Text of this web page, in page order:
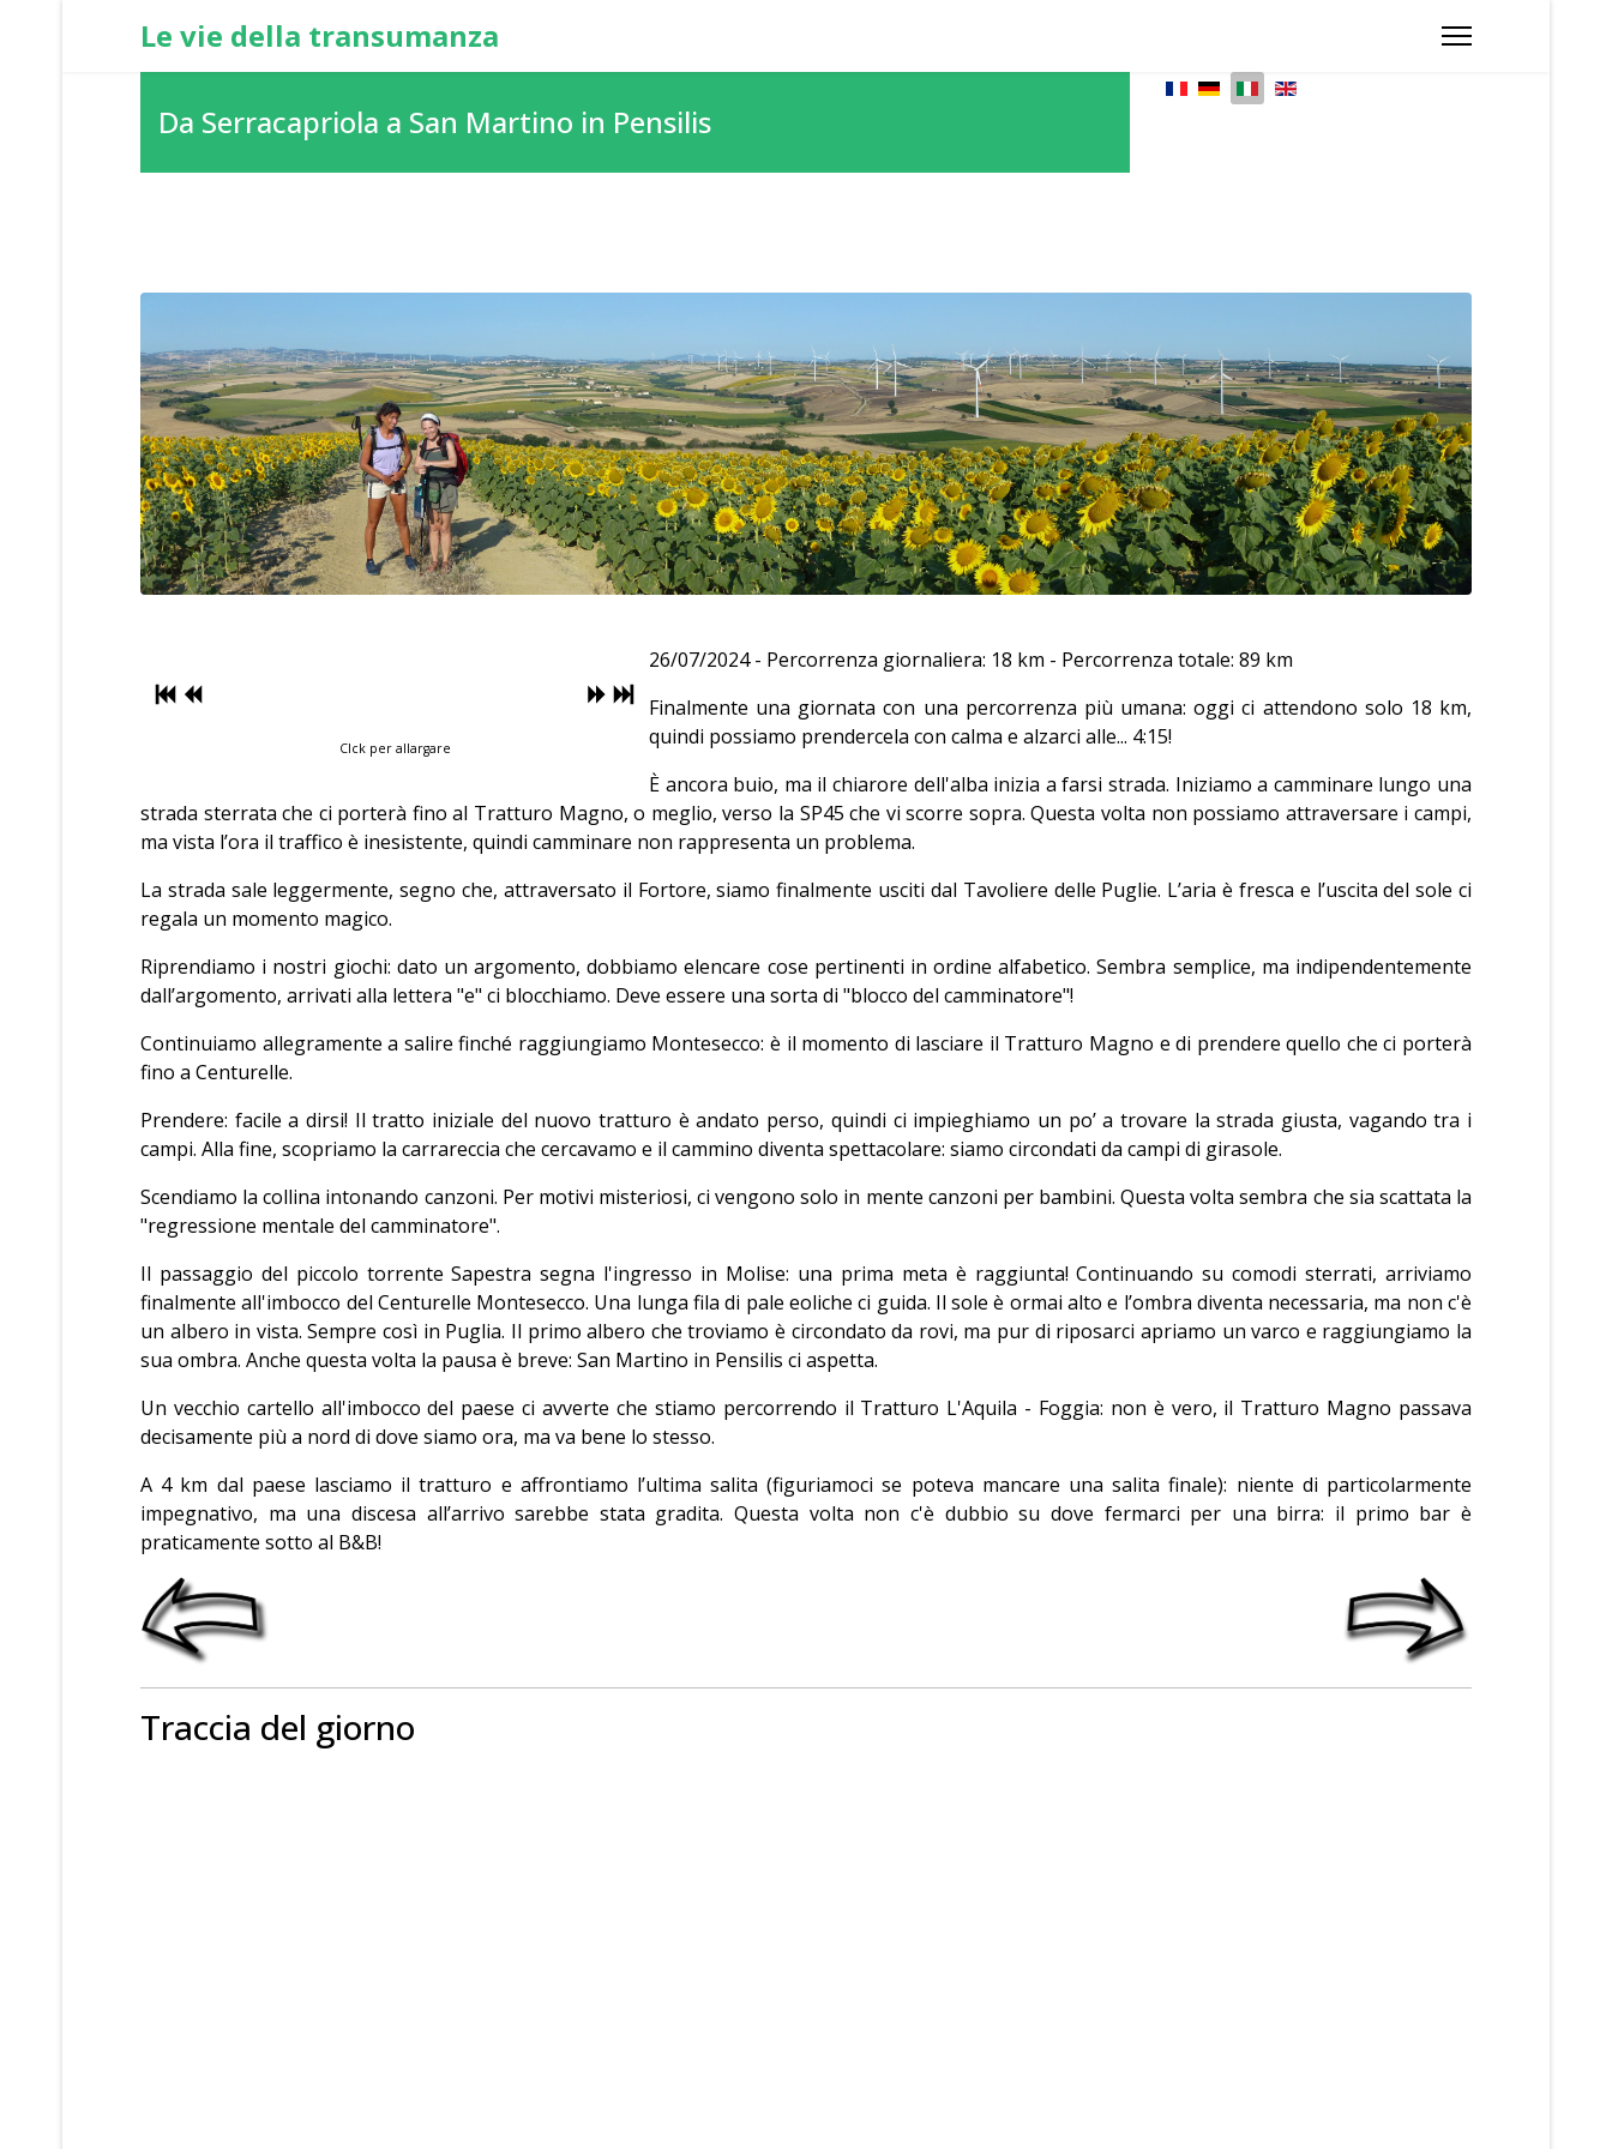
Le vie della transumanza
Da Serracapriola a San Martino in Pensilis
Seleziona la tua lingua
Clck per allargare
26/07/2024 - Percorrenza giornaliera: 18 km - Percorrenza totale: 89 km
Finalmente una giornata con una percorrenza più umana: oggi ci attendono solo 18 km,
quindi possiamo prendercela con calma e alzarci alle... 4:15!
È ancora buio, ma il chiarore dell'alba inizia a farsi strada. Iniziamo a camminare lungo una
strada sterrata che ci porterà fino al Tratturo Magno, o meglio, verso la SP45 che vi scorre sopra. Questa volta non possiamo attraversare i campi,
ma vista l’ora il traffico è inesistente, quindi camminare non rappresenta un problema.
La strada sale leggermente, segno che, attraversato il Fortore, siamo finalmente usciti dal Tavoliere delle Puglie. L’aria è fresca e l’uscita del sole ci
regala un momento magico.
Riprendiamo i nostri giochi: dato un argomento, dobbiamo elencare cose pertinenti in ordine alfabetico. Sembra semplice, ma indipendentemente
dall’argomento, arrivati alla lettera "e" ci blocchiamo. Deve essere una sorta di "blocco del camminatore"!
Continuiamo allegramente a salire finché raggiungiamo Montesecco: è il momento di lasciare il Tratturo Magno e di prendere quello che ci porterà
fino a Centurelle.
Prendere: facile a dirsi! Il tratto iniziale del nuovo tratturo è andato perso, quindi ci impieghiamo un po’ a trovare la strada giusta, vagando tra i
campi. Alla fine, scopriamo la carrareccia che cercavamo e il cammino diventa spettacolare: siamo circondati da campi di girasole.
Scendiamo la collina intonando canzoni. Per motivi misteriosi, ci vengono solo in mente canzoni per bambini. Questa volta sembra che sia scattata la
"regressione mentale del camminatore".
Il passaggio del piccolo torrente Sapestra segna l'ingresso in Molise: una prima meta è raggiunta! Continuando su comodi sterrati, arriviamo
finalmente all'imbocco del Centurelle Montesecco. Una lunga fila di pale eoliche ci guida. Il sole è ormai alto e l’ombra diventa necessaria, ma non c'è
un albero in vista. Sempre così in Puglia. Il primo albero che troviamo è circondato da rovi, ma pur di riposarci apriamo un varco e raggiungiamo la
sua ombra. Anche questa volta la pausa è breve: San Martino in Pensilis ci aspetta.
Un vecchio cartello all'imbocco del paese ci avverte che stiamo percorrendo il Tratturo L'Aquila - Foggia: non è vero, il Tratturo Magno passava
decisamente più a nord di dove siamo ora, ma va bene lo stesso.
A 4 km dal paese lasciamo il tratturo e affrontiamo l’ultima salita (figuriamoci se poteva mancare una salita finale): niente di particolarmente
impegnativo, ma una discesa all’arrivo sarebbe stata gradita. Questa volta non c'è dubbio su dove fermarci per una birra: il primo bar è
praticamente sotto al B&B!
Traccia del giorno